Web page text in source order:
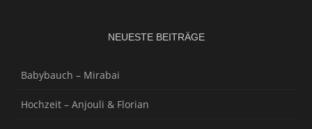
NEUESTE BEITRÄGE
Babybauch – Mirabai
Hochzeit – Anjouli & Florian